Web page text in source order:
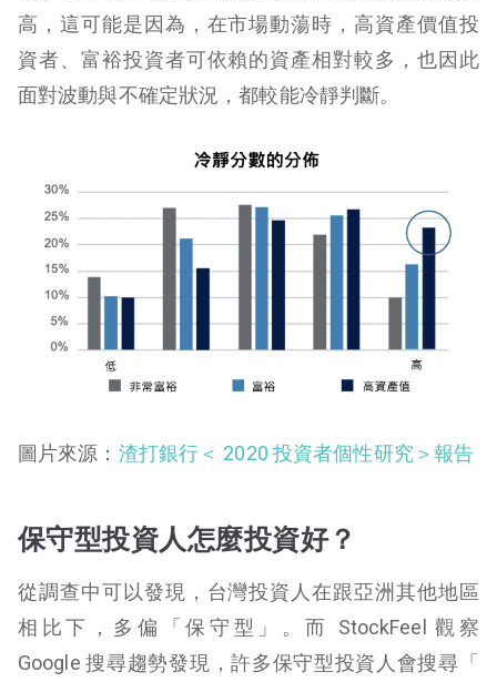
高，這可能是因為，在市場動蕩時，高資產價值投
資者、富裕投資者可依賴的資產相對較多，也因此
面對波動與不確定狀況，都較能冷靜判斷。
圖片來源： 渣打銀行＜ 2020 投資者個性研究＞報告
保守型投資人怎麼投資好？
從調查中可以發現，台灣投資人在跟亞洲其他地區
相比下，多偏「保守型」。而 StockFeel 觀察
Google 搜尋趨勢發現，許多保守型投資人會搜尋「